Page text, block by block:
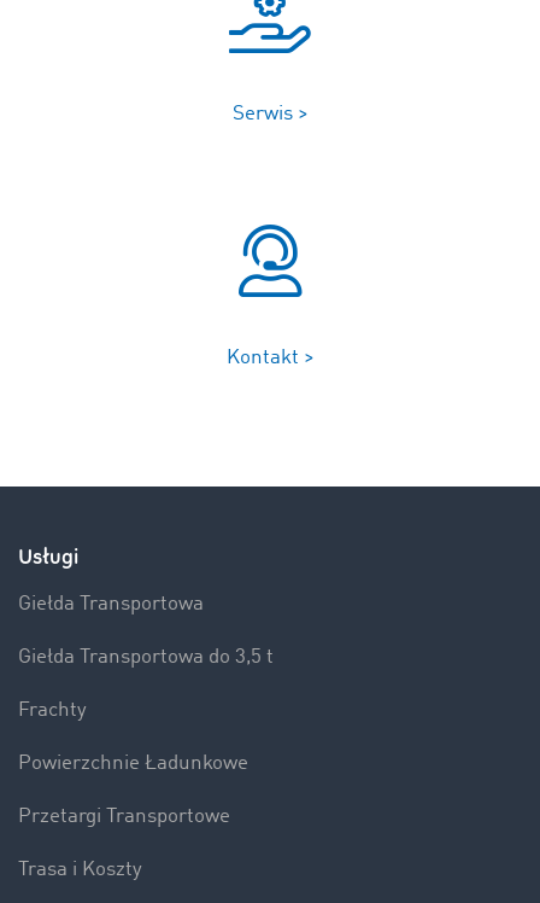
Serwis >
Kontakt >
Usługi
Giełda Transportowa
Giełda Transportowa do 3,5 t
Frachty
Powierzchnie Ładunkowe
Przetargi Transportowe
Trasa i Koszty